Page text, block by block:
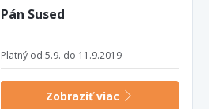
Pán Sused
Platný od 5.9. do 11.9.2019
Zobraziť viac